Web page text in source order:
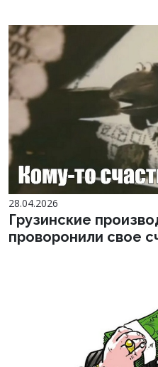
28.04.2026
Грузинские
проворонили свое